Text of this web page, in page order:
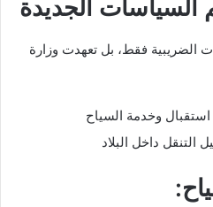
السياسات الجديدة
الضريبية فقط، بل تعهدت وزارة
وخدمة السياح
التنقل داخل البلاد